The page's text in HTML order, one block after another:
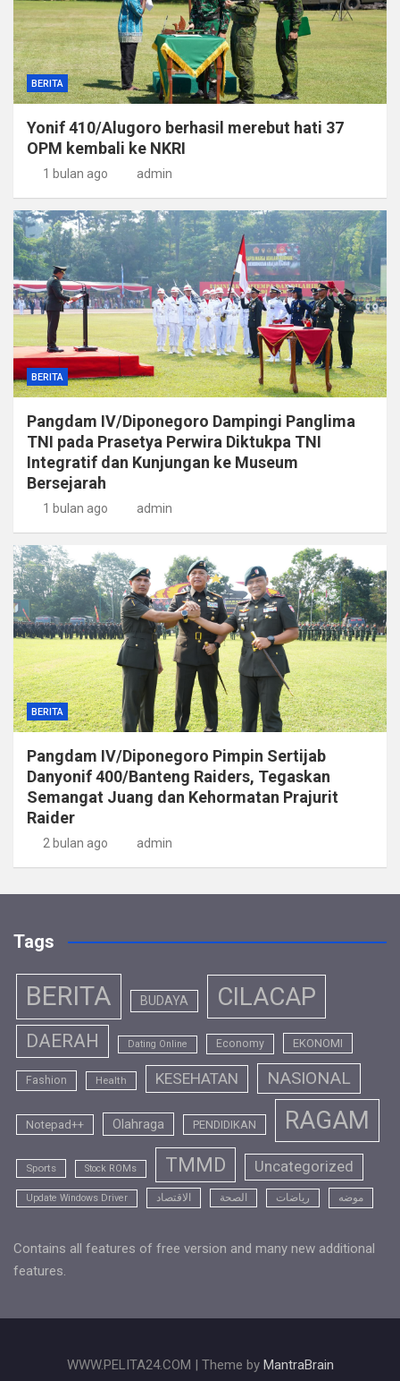
BERITA
Yonif 410/Alugoro berhasil merebut hati 37
OPM kembali ke NKRI
1 bulan ago admin
BERITA
Pangdam IV/Diponegoro Dampingi Panglima
TNI pada Prasetya Perwira Diktukpa TNI
Integratif dan Kunjungan ke Museum
Bersejarah
1 bulan ago admin
BERITA
Pangdam IV/Diponegoro Pimpin Sertijab
Danyonif 400/Banteng Raiders, Tegaskan
Semangat Juang dan Kehormatan Prajurit
Raider
2 bulan ago admin
Tags
BERITA BUDAYA CILACAP
DAERAH Dating Online Economy EKONOMI
Fashion Health KESEHATAN NASIONAL
Notepad++ Olahraga PENDIDIKAN RAGAM
Sports Stock ROMs TMMD Uncategorized
Update Windows Driver الاقتصاد الصحة رياضات موضه
Contains all features of free version and many new additional
features.
WWW.PELITA24.COM | Theme by MantraBrain